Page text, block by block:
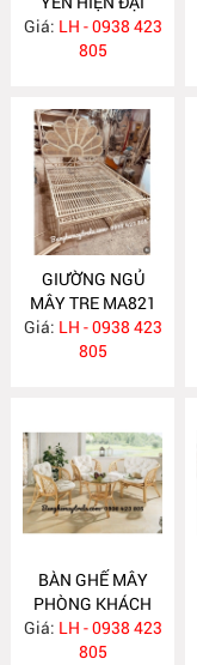
MA831
Giá: LH - 0938 423
805
GIƯỜNG NGỦ
MÂY TRE MA821
Giá: LH - 0938 423
805
BÀN GHẾ MÂY
PHÒNG KHÁCH
NHỎ GỌN MA814
Giá: LH - 0938 423
805